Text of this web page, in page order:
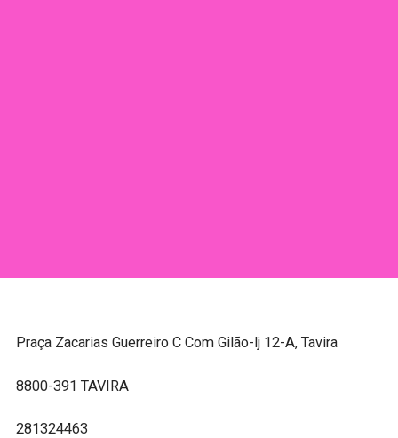
Praça Zacarias Guerreiro C Com Gilão-lj 12-A, Tavira
8800-391 TAVIRA
281324463